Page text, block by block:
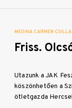
MEDINA CARMEN CSILLA
Friss.
Utazunk a JAK
köszönhetően a
ötletgazda